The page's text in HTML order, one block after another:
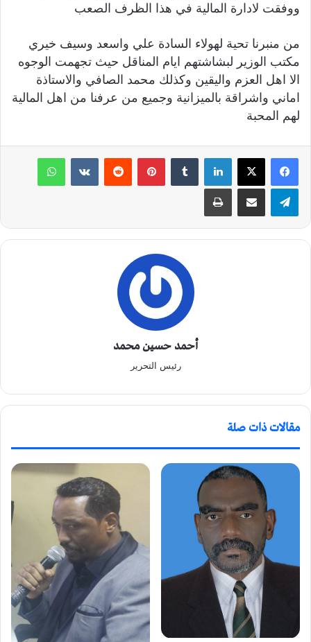
ووفقت لادارة المالية في هذا الظرف الصعب
من منبرنا تحية لهولاء السادة علي واسعد وسيف خيري
مكتب الوزير لبشاشتهم ايام المناقل حيث تجهمت الوجوه
الا اهل العزم واليقين وكذلك محمد الصافي والاستاذة
اماني واشراقة بالميزانية وجميع من عرفنا من اهل المالية
لهم المحبة
لينكدإن بينتيريست
أحمد حسين محمد
رئيس التحرير
مقالات ذات صلة